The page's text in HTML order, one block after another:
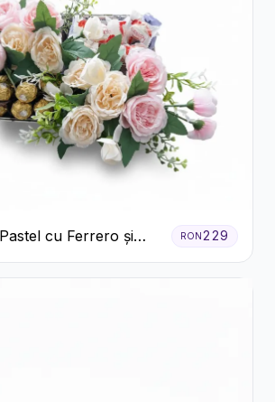
cu Ferrero și
RON229